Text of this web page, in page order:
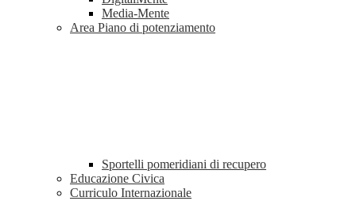
Media-Mente
Area Piano di potenziamento
Sportelli pomeridiani di recupero
Educazione Civica
Curriculo Internazionale